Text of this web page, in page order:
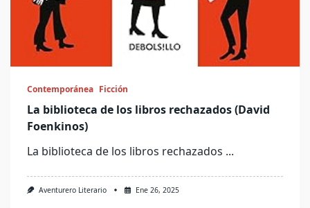
Contemporánea Ficción
La biblioteca de los libros rechazados (David
Foenkinos)
La biblioteca de los libros rechazados ...
Aventurero Literario Ene 26, 2025